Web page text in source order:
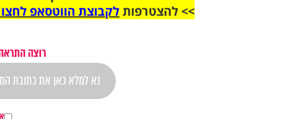
>> להצטרפותלקבוצת הווטסאפ לחצו
רוצה